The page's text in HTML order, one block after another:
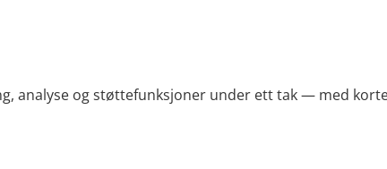
analyse og støttefunksjoner under ett tak — med